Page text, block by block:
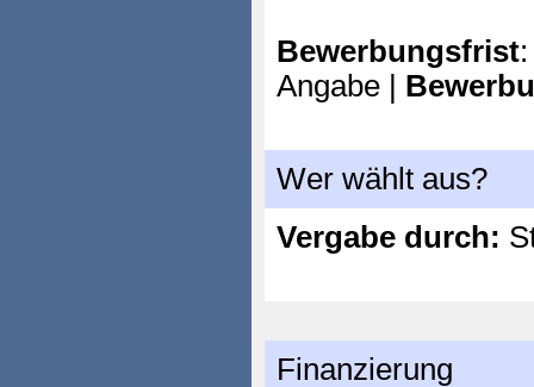
Bewerbungsfrist
Angabe |
Wer wählt aus?
Vergabe durch:
Finanzierung